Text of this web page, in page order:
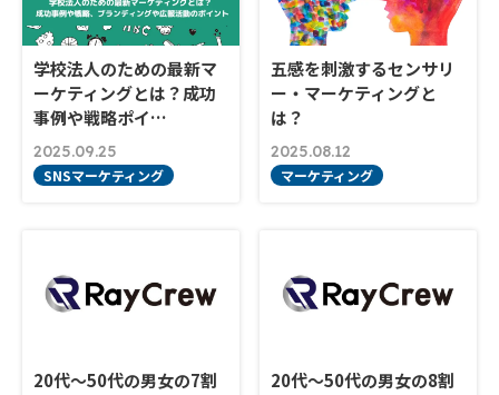
学校法人のための最新マ
ーケティングとは？成功
事例や戦略ポイ…
2025.09.25
SNSマーケティング
五感を刺激するセンサリ
ー・マーケティングと
は？
2025.08.12
マーケティング
20代～50代の男女の7割
20代～50代の男女の8割